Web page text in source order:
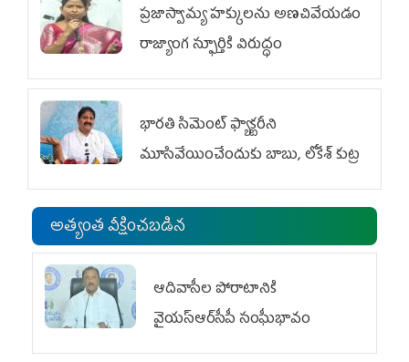
ప్రజాస్వామ్య హక్కులను అణచివేయడం
రాజ్యాంగ స్ఫూర్తికి విరుద్ధం
భారతి సిమెంట్ ఫ్యాక్టరీని
మూసివేయించేందుకు బాబు, లోకేశ్ కుట్ర
అత్యంత వీక్షించబడిన
ఆదివాసీల పోరాటానికి
వైయ‌స్ఆర్‌సీపీ సంఘీభావం